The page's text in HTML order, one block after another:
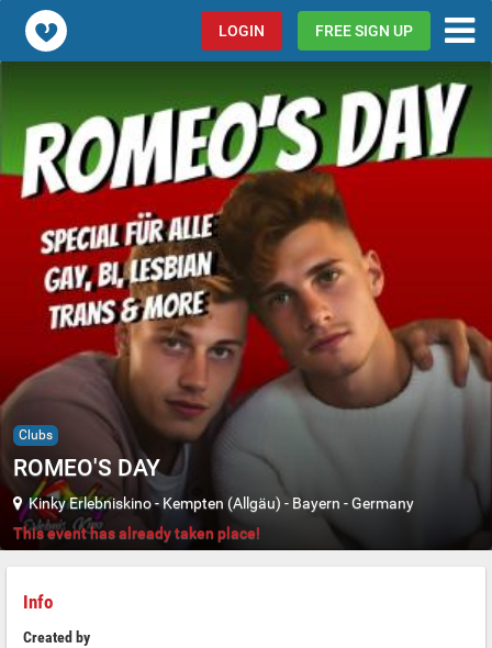
Popcorn.dating LOGIN FREE SIGN UP
Clubs
ROMEO'S DAY
Kinky Erlebniskino- Kempten (Allgäu) - Bayern -Germany
This event has already taken place!
Info
Created by